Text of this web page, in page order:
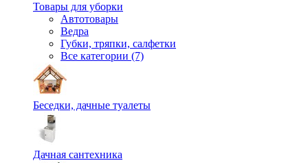
Товары для уборки
Автотовары
Ведра
Губки, тряпки, салфетки
Все категории (7)
Беседки, дачные туалеты
Дачная сантехника